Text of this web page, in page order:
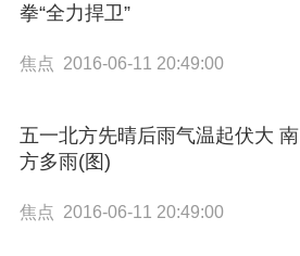
拳“全力捍卫”
焦点 2016-06-11 20:49:00
五一北方先晴后雨气温起伏大 南
方多雨(图)
焦点 2016-06-11 20:49:00